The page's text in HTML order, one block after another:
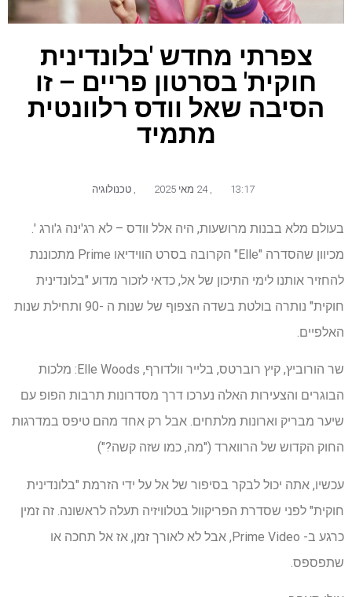
צפרתי מחדש 'בלונדינית
חוקית' בסרטון פריים – זו
הסיבה שאל וודס רלוונטית
מתמיד
13:17 24 מאי 2025 טכנולוגיה
בעולם מלא בבנות מרושעות, היה אלל וודס – לא רג'ינה ג'ורג '.
מכיוון שהסדרה "Elle" הקרובה בסרט הווידיאו Prime מתכוננת
להחזיר אותנו לימי התיכון של אל, כדאי לזכור מדוע "בלונדינית
חוקית" נותרה בולטת בשדה הצפוף של שנות ה -90 ותחילת שנות
האלפיים.
שר הורוביץ, קיץ רוברטס, בלייר וולדורף, Elle Woods: מלכות
הבוגרים והצעירות האלה נערכו דרך מסדרונות תרבות הפופ עם
שיער מבריק וארונות מלתחים. אבל רק אחד מהם טיפס במדרגות
החוק הקדוש של הרווארד ("מה, כמו שזה קשה?")
עכשיו, אתה יכול לבקר בסיפור של אל על ידי הזרמת "בלונדינית
חוקית" לפני שסדרת הפריקוול בטלוויזיה תעלה לראשונה. זה זמין
כרגע ב- Prime Video, אבל לא לאורך זמן, אז אל תחכה או
שתפספס.